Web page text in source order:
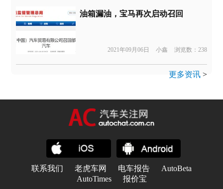
油箱漏油，宝马再次启动召回
2021年09月06日 小鑫 浏览数：238
更多资讯>
联系我们 老虎车网 电车报告
AutoBeta
AutoTimes
报价宝